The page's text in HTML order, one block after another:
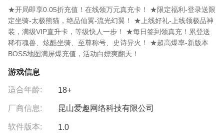
★开局即享0.05折充值！在线领万元真充卡！ ★限定福利-登录送限
定坐骑-太极熊猫，绝品仙翼-流光幻翼！ ★上线好礼-上线领极品神
装，满级VIP直升卡，等级快人一步！ ★每日签到领真充！累登送
稀有魂兽、炫酷坐骑、至尊称号、史诗异火！ ★超高爆率-新版本
BOSS地图满屏爆充值，活动白嫖爽翻天！
游戏信息
适合年龄: 18+
厂商信息: 昆山爱趣网络科技有限公司
软件版本: 1.0